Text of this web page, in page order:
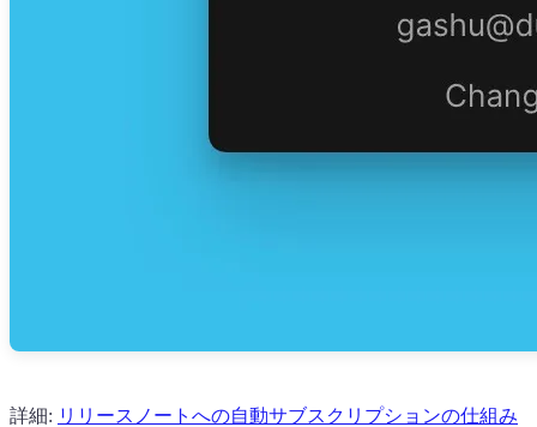
詳細: リリースノートへの自動サブスクリプションの仕組み